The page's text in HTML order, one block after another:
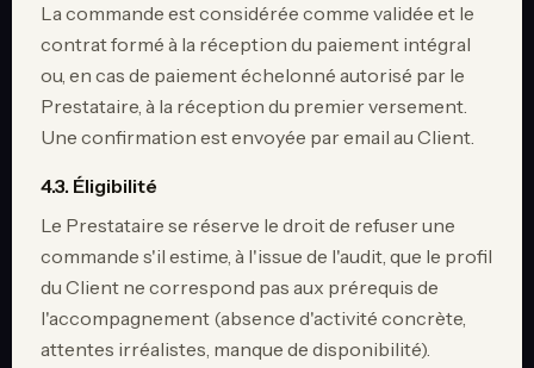
La commande est considérée comme validée et le
contrat formé à la réception du paiement intégral
ou, en cas de paiement échelonné autorisé par le
Prestataire, à la réception du premier versement.
Une confirmation est envoyée par email au Client.
4.3. Éligibilité
Le Prestataire se réserve le droit de refuser une
commande s'il estime, à l'issue de l'audit, que le profil
du Client ne correspond pas aux prérequis de
l'accompagnement (absence d'activité concrète,
attentes irréalistes, manque de disponibilité).